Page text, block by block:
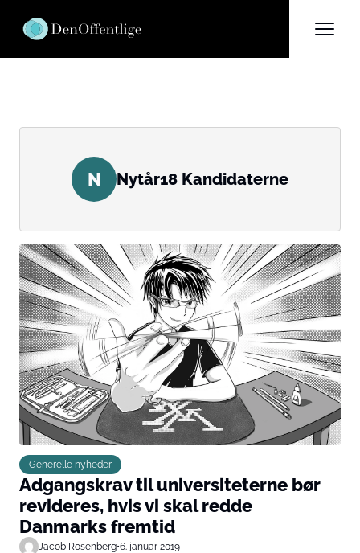
N Nytår18 Kandidaterne
Generelle nyheder
Adgangskrav til universiteterne bør
revideres, hvis vi skal redde
Danmarks fremtid
Jacob Rosenberg•6. januar 2019